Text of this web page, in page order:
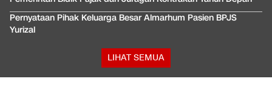
Pernyataan Pihak Keluarga Besar Almarhum Pasien BPJS
Yurizal
LIHAT SEMUA